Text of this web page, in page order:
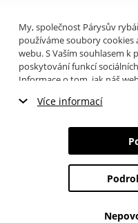
My, společnost Párysův
používáme soubory cookies
webu. S Vaším souhlasem k
poskytování funkcí
Informace o tom, jak náš
můžete přečíst, jak tyto
poskytli nebo které získali v
služby. Tyto údaje zahrnují
adresu a další informace
Více informací
Nezbytné cookies
Marketingové cookies
Analytické cookies
Údaje o uživatelích